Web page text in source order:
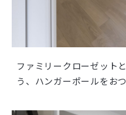
ファミリークローゼット
う、ハンガーポールをお